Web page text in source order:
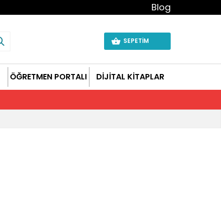
Blog
SEPETİM
ÖĞRETMEN PORTALI DİJİTAL KİTAPLAR